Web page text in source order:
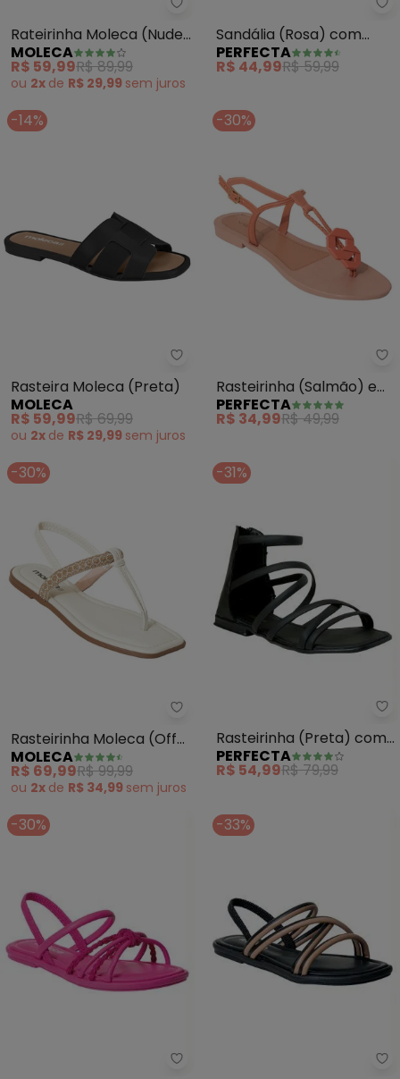
Moleca - Rateirinha Moleca
Rateirinha Moleca (Nude)
em Sintético
MOLECA
R$ 59,99R$ 89,99
ou 2x de R$ 29,99 sem juros
Sandália (Rosa) com
Fechamento em Botões
PERFECTA
R$ 44,99R$ 59,99
-14%
Moleca - Rasteira Moleca
Rasteira Moleca (Preta)
MOLECA
R$ 59,99R$ 69,99
ou 2x de R$ 29,99 sem juros
-30%
Rasteirinha (Salmão) em
Pvc
PERFECTA
R$ 34,99R$ 49,99
-30%
Moleca - Rasteirinha Moleca
Rasteirinha Moleca (Off
White) em Sintético
MOLECA
R$ 69,99R$ 99,99
ou 2x de R$ 34,99 sem juros
-31%
Rasteirinha (Preta) com
Fechamento em Zíper
PERFECTA
R$ 54,99R$ 79,99
-30%
Moleca - Rasteirinha Moleca
-33%